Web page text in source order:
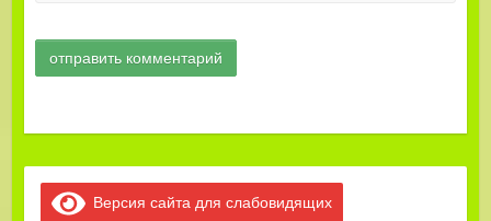
Версия сайта для слабовидящих